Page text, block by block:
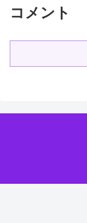
コメント